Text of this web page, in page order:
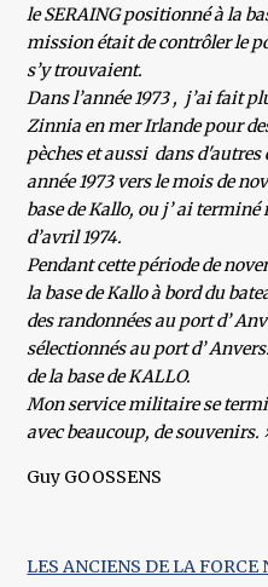
le SERAING positionné à la
mission était de contrôler le
s’y trouvaient.
Dans l’année 1973 , j’ai fait
Zinnia en mer Irlande pour
pèches et aussi dans
année 1973 vers le mois de
base de Kallo, ou j’ ai
d’avril 1974.
Pendant cette période de
la base de Kallo à bord du
des randonnées au port d’
sélectionnés au port d’
de la base de KALLO.
Mon service militaire se
avec beaucoup, de souvenirs.
Guy GOOSSENS
LES ANCIENS DE LA FORCE